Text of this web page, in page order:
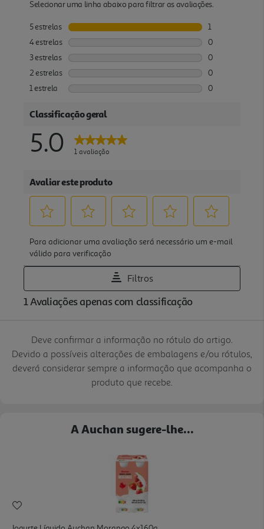
Deve confirmar a informação no rótulo do artigo.
Devido a possíveis alterações de embalagens e/ou rótulos,
deverá considerar sempre a informação que acompanha o
produto que recebe.
A Auchan sugere-lhe...